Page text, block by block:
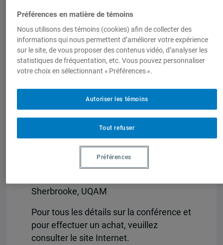
exagèrent indûment les effets de cette
dernière. L’objectif de cette conférence
est de confronter à la réalité ces deux
thèses. Notre conclusion est à l’effet
que les déclinistes ont, en effet,
mondialisation sur les politiques
publiques et que la social-démocratie à
la scandinave a de belles années devant
elle.
Mardi 29 octobre 2019, à 18h
Sherbrooke, UQAM
Pour tous les détails sur la conférence et
pour effectuer un achat, veuillez
consulter le site Internet.
Préférences en matière de témoins
Nous utilisons des témoins (cookies) afin de collecter des
informations qui nous permettent d’améliorer votre expérience
sur le site, de vous proposer des contenus vidéo, d’analyser les
statistiques de fréquentation, etc. Vous pouvez personnaliser
votre choix en sélectionnant « Préférences ».
Tout refuser
Autoriser les témoins
Préférences